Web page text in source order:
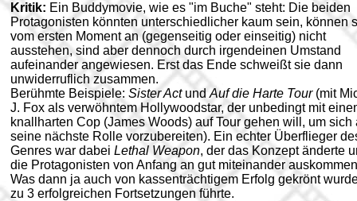
Kritik: Ein Buddymovie, wie es "im Buche" steht: Die beiden
Protagonisten könnten unterschiedlicher kaum sein, können
vom ersten Moment an (gegenseitig oder einseitig) nicht
ausstehen, sind aber dennoch durch irgendeinen Umstand
aufeinander angewiesen. Erst das Ende schweißt sie dann
unwiderruflich zusammen.
Berühmte Beispiele: Sister Act und Auf die Harte Tour (mit
J. Fox als verwöhntem Hollywoodstar, der unbedingt mit
knallharten Cop (James Woods) auf Tour gehen will, um sich
seine nächste Rolle vorzubereiten). Ein echter Überflieger
Genres war dabei Lethal Weapon, der das Konzept änderte
die Protagonisten von Anfang an gut miteinander
Was dann ja auch von kassenträchtigem Erfolg gekrönt
zu 3 erfolgreichen Fortsetzungen führte.